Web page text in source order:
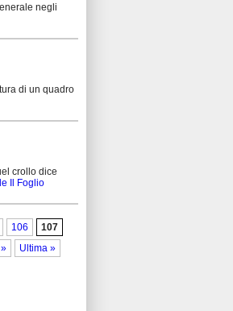
negli
di un quadro
crollo dice
Il Foglio
106
107
» Ultima »